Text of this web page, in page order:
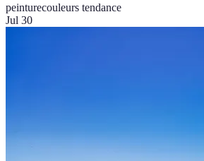
peinturecouleurs tendance
Jul 30